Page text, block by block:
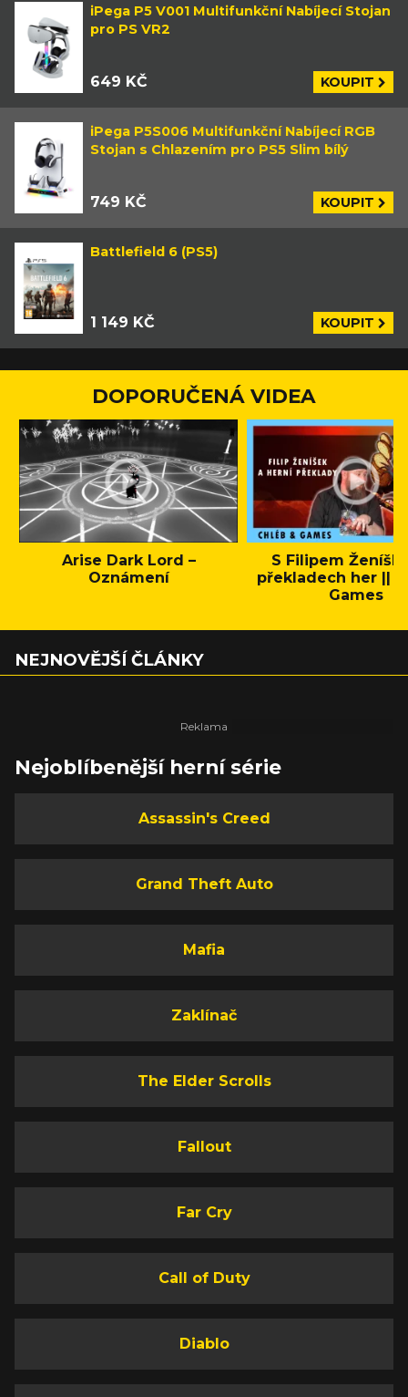
iPega P5 V001 Multifunkční Nabíjecí Stojan
pro PS VR2
649 KČ KOUPIT
iPega P5S006 Multifunkční Nabíjecí RGB
Stojan s Chlazením pro PS5 Slim bílý
749 KČ KOUPIT
Battlefield 6 (PS5)
1 149 KČ KOUPIT
DOPORUČENÁ VIDEA
Arise Dark Lord –
Oznámení
S Filipem
překladech her ||
Games
NEJNOVĚJŠÍ ČLÁNKY
Nejoblíbenější herní série
Assassin's Creed
Grand Theft Auto
Mafia
Zaklínač
The Elder Scrolls
Fallout
Far Cry
Call of Duty
Diablo